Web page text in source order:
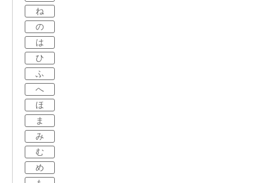
ね
の
は
ひ
ふ
へ
ほ
ま
み
む
め